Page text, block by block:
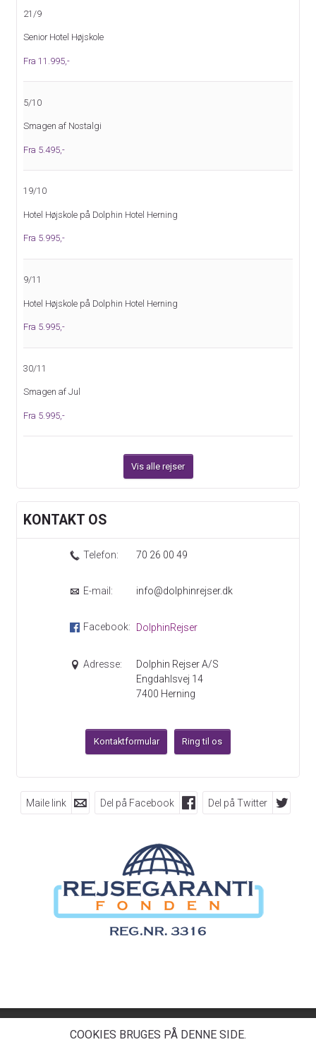
21/9
Senior Hotel Højskole
Fra 11.995,-
5/10
Smagen af Nostalgi
Fra 5.495,-
19/10
Hotel Højskole på Dolphin Hotel Herning
Fra 5.995,-
9/11
Hotel Højskole på Dolphin Hotel Herning
Fra 5.995,-
30/11
Smagen af Jul
Fra 5.995,-
Vis alle rejser
KONTAKT OS
Telefon: 70 26 00 49
E-mail: info@dolphinrejser.dk
Facebook: DolphinRejser
Adresse:
Dolphin Rejser A/S
Engdahlsvej 14
7400 Herning
Kontaktformular Ring til os
Maile link Del på Facebook Del på Twitter
7400Herning
COOKIES BRUGES PÅ DENNE SIDE.